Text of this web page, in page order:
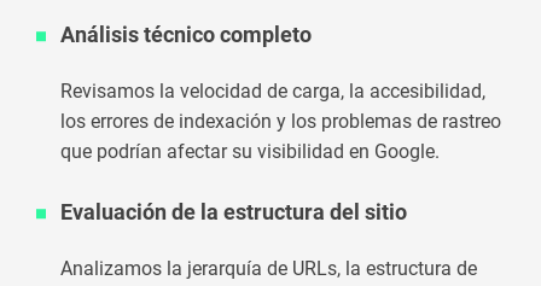
Análisis técnico completo
Revisamos la velocidad de carga, la accesibilidad,
los errores de indexación y los problemas de rastreo
que podrían afectar su visibilidad en Google.
Evaluación de la estructura del sitio
Analizamos la jerarquía de URLs, la estructura de